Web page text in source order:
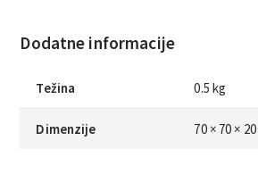
Dodatne informacije
Težina 0.5 kg
Dimenzije 70 × 70 ×